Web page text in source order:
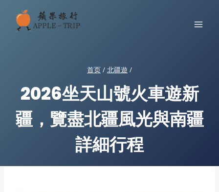
首页 / 北疆遊 /
2026坐天山號火車遊新
疆，覽盡北疆風光與南疆
詳細行程